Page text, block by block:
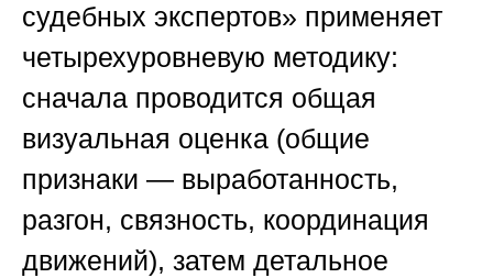
судебных экспертов» применяет
четырехуровневую методику:
сначала проводится общая
визуальная оценка (общие
признаки — выработанность,
разгон, связность, координация
движений), затем детальное